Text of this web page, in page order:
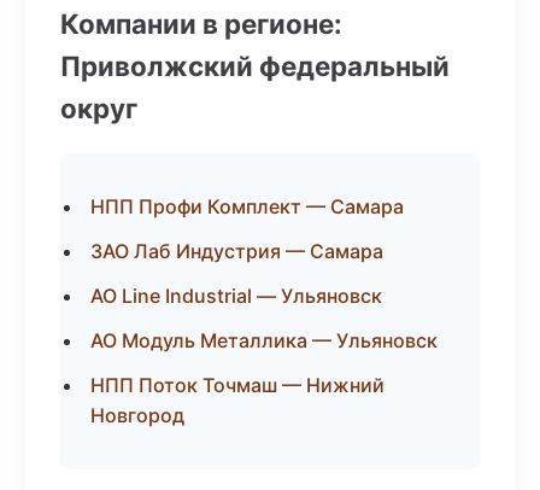
Компании в регионе:
Приволжский федеральный
округ
НПП Профи Комплект — Самара
ЗАО Лаб Индустрия — Самара
АО Line Industrial — Ульяновск
АО Модуль Металлика — Ульяновск
НПП Поток Точмаш — Нижний
Новгород